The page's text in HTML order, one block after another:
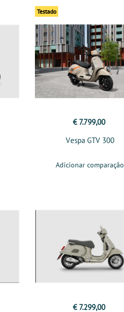
Testado
€ 7.799,00
Vespa GTV 300
Adicionar comparação
€ 7.299,00